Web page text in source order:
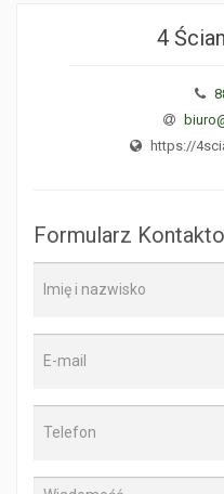
4
https://
Formularz